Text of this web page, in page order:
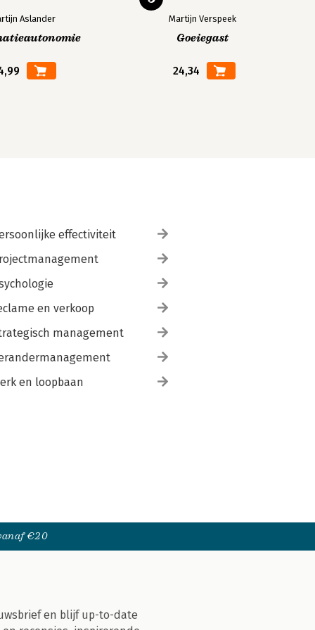
Aslander Martijn Verspeek
Goeiegast
24,34
effectiviteit
en verkoop
management
en loopbaan
€20
en blijf up-to-date